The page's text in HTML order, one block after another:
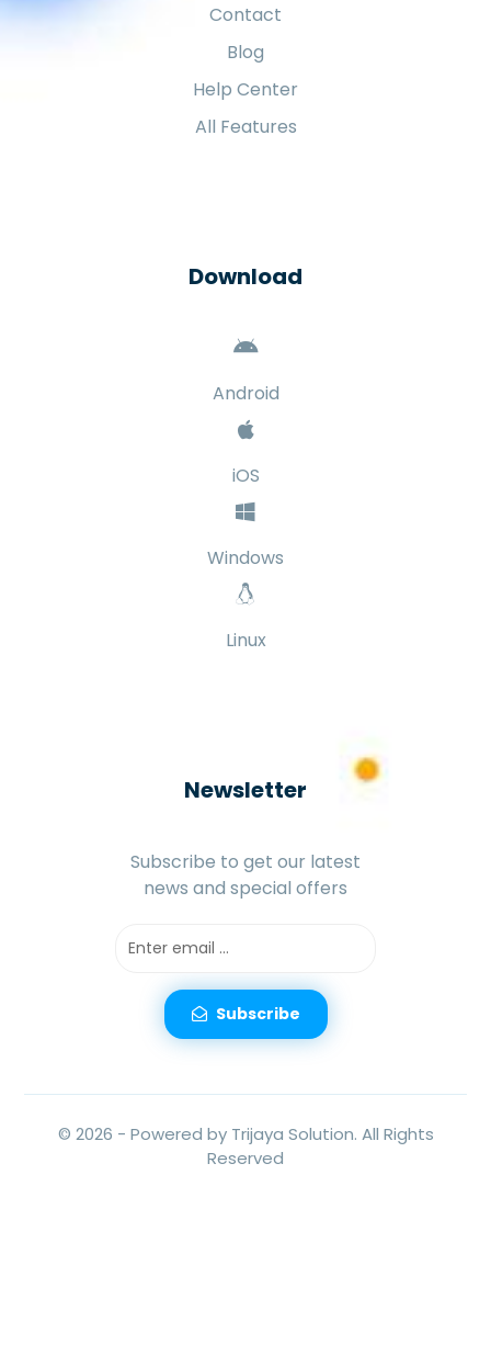
Contact
Blog
Help Center
All Features
Download
Android
iOS
Windows
Linux
Newsletter
Subscribe to get our latest
news and special offers
Subscribe
© 2026 - Powered by Trijaya Solution. All Rights
Reserved